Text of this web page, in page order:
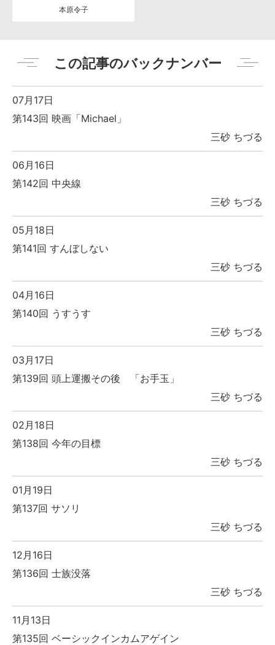
本原令子
この記事のバックナンバー
07月17日
第143回 映画「Michael」
三砂 ちづる
06月16日
第142回 中央線
三砂 ちづる
05月18日
第141回 すんぼしない
三砂 ちづる
04月16日
第140回 うすうす
三砂 ちづる
03月17日
第139回 頭上運搬その後 「お手玉」
三砂 ちづる
02月18日
第138回 今年の目標
三砂 ちづる
01月19日
第137回 サソリ
三砂 ちづる
12月16日
第136回 士族没落
三砂 ちづる
11月13日
第135回 ベーシックインカムアゲイン